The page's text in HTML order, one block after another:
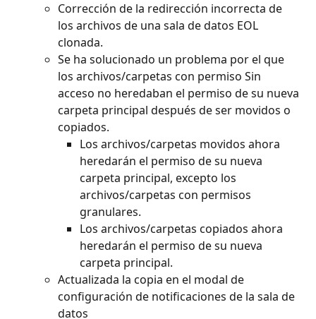
Corrección de la redirección incorrecta de
los archivos de una sala de datos EOL
clonada.
Se ha solucionado un problema por el que
los archivos/carpetas con permiso Sin
acceso no heredaban el permiso de su nueva
carpeta principal después de ser movidos o
copiados.
Los archivos/carpetas movidos ahora
heredarán el permiso de su nueva
carpeta principal, excepto los
archivos/carpetas con permisos
granulares.
Los archivos/carpetas copiados ahora
heredarán el permiso de su nueva
carpeta principal.
Actualizada la copia en el modal de
configuración de notificaciones de la sala de
datos